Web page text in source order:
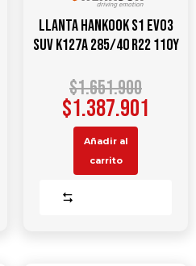
Llanta HANKOOK S1 Evo3
SUV K127A 285/40 R22 110Y
$1.651.900
$1.387.901
Añadir al
carrito